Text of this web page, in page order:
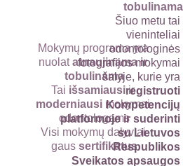
tobulinama
Šiuo metu tai
vieninteliai
odontologinės
fotografijos mokymai
šalyje, kurie yra
registruoti
Kompetencijų
platformoje ir suderinti
su Lietuvos
Respublikos
Sveikatos apsaugos
Mokymų programa yra
nuolat atnaujinama ir
tobulinama
Tai išsamiausi ir
moderniausi mokymai
odontologams
Visi mokymų dalyviai
gaus sertifikatus